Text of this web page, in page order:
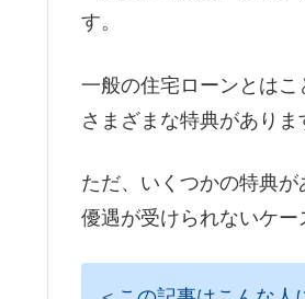
す。
一般の住宅ローンとは
さまざまな特典がありま
ただ、いくつかの特典
優遇が受けられないケー